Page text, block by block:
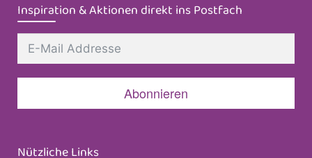
Inspiration & Aktionen direkt ins Postfach
Abonnieren
Nützliche Links